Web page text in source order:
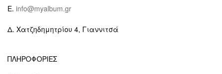
E. info@myalbum.gr
Δ. Χατζηδημητρίου 4, Γιαννιτσά
ΠΛΗΡΟΦΟΡΙΕΣ